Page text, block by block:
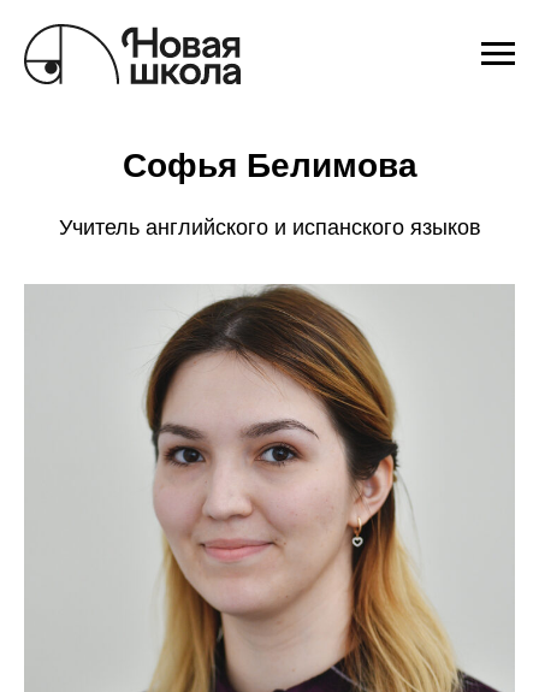
Софья Белимова
Учитель английского и испанского языков